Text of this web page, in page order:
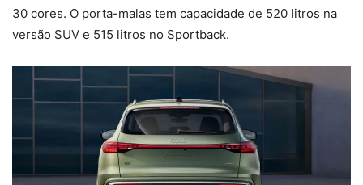
30 cores. O porta-malas tem capacidade de 520 litros na
versão SUV e 515 litros no Sportback.